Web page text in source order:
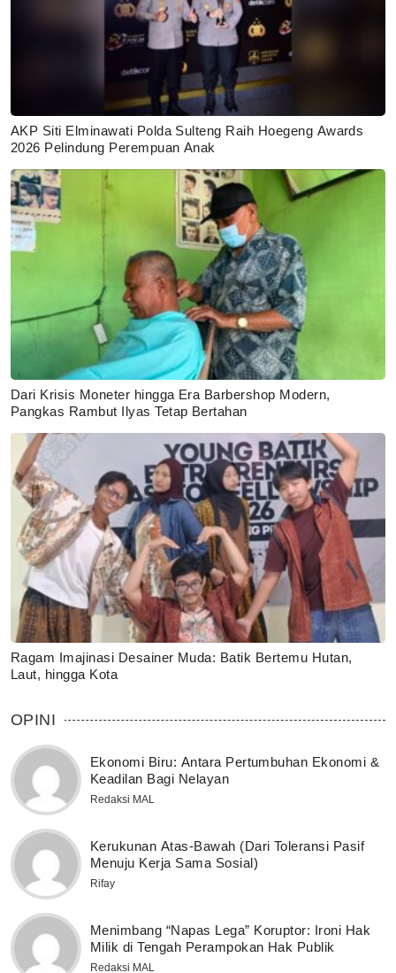
AKP Siti Elminawati Polda Sulteng Raih Hoegeng Awards
2026 Pelindung Perempuan Anak
Dari Krisis Moneter hingga Era Barbershop Modern,
Pangkas Rambut Ilyas Tetap Bertahan
Ragam Imajinasi Desainer Muda: Batik Bertemu Hutan,
Laut, hingga Kota
OPINI
Ekonomi Biru: Antara Pertumbuhan Ekonomi &
Keadilan Bagi Nelayan
Redaksi MAL
Kerukunan Atas-Bawah (Dari Toleransi Pasif
Menuju Kerja Sama Sosial)
Rifay
Menimbang “Napas Lega” Koruptor: Ironi Hak
Milik di Tengah Perampokan Hak Publik
Redaksi MAL